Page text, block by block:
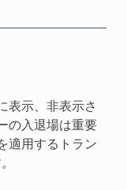
表示、非表示さ
の入退場は重要
適用するトラン